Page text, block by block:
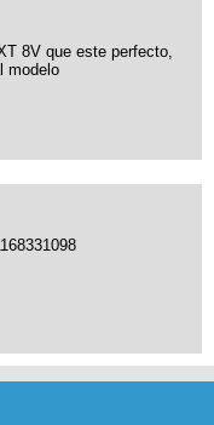
8V que este perfecto,
modelo